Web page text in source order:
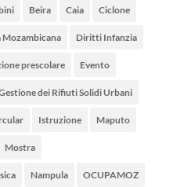
Beira Caia Ciclone
Diritti Infanzia
prescolare Evento
dei Rifiuti Solidi Urbani
Istruzione Maputo
Mostra
Nampula OCUPAMOZ